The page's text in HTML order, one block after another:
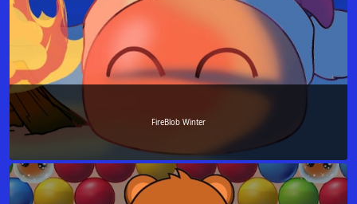
FireBlob Winter